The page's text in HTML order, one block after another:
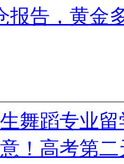
报告，黄金
舞蹈专业
！高考第